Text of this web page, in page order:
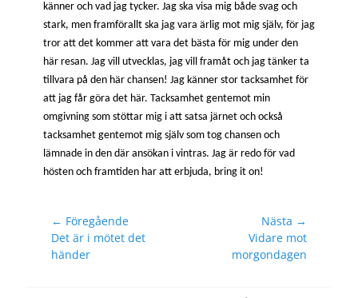
känner och vad jag tycker. Jag ska visa mig både svag och
stark, men framförallt ska jag vara ärlig mot mig själv, för jag
tror att det kommer att vara det bästa för mig under den
här resan. Jag vill utvecklas, jag vill framåt och jag tänker ta
tillvara på den här chansen! Jag känner stor tacksamhet för
att jag får göra det här. Tacksamhet gentemot min
omgivning som stöttar mig i att satsa järnet och också
tacksamhet gentemot mig själv som tog chansen och
lämnade in den där ansökan i vintras. Jag är redo för vad
hösten och framtiden har att erbjuda, bring it on!
Inläggsnavigering
← Föregående
Föregående
inlägg:
Det är i mötet det
händer
Nästa →
Vidare mot
morgondagen